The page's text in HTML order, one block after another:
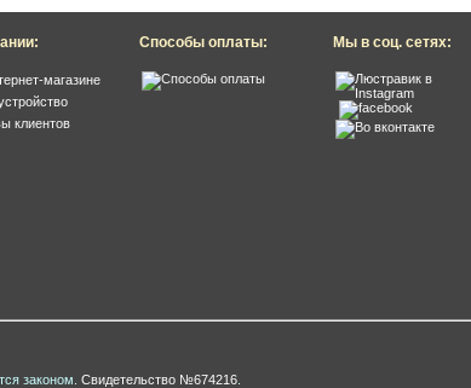
магазине
клиентов
Способы оплаты: Мы в соц. сетях:
законом. Свидетельство №674216